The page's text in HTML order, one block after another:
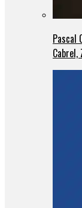
Pascal
Cabrel,